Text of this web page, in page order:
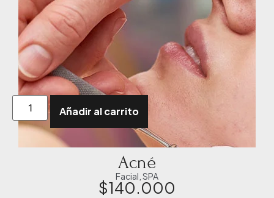
Añadir al carrito
Acné
Facial SPA
$140.000